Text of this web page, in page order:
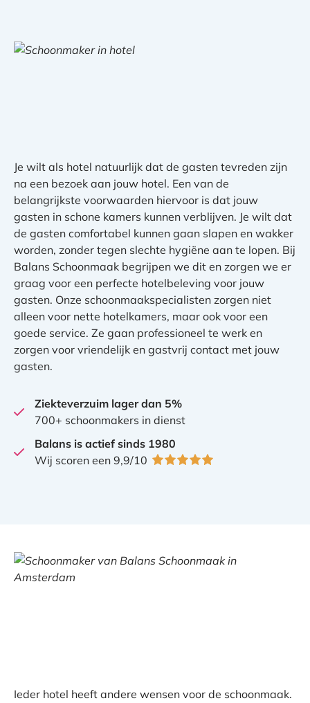
Je wilt als hotel natuurlijk dat de gasten tevreden zijn
na een bezoek aan jouw hotel. Een van de
belangrijkste voorwaarden hiervoor is dat jouw
gasten in schone kamers kunnen verblijven. Je wilt dat
de gasten comfortabel kunnen gaan slapen en wakker
worden, zonder tegen slechte hygiëne aan te lopen. Bij
Balans Schoonmaak begrijpen we dit en zorgen we er
graag voor een perfecte hotelbeleving voor jouw
gasten. Onze schoonmaakspecialisten zorgen niet
alleen voor nette hotelkamers, maar ook voor een
goede service. Ze gaan professioneel te werk en
zorgen voor vriendelijk en gastvrij contact met jouw
gasten.
Ziekteverzuim lager dan 5%
700+ schoonmakers in dienst
Balans is actief sinds 1980
Wij scoren een 9,9/10
Ieder hotel heeft andere wensen voor de schoonmaak.